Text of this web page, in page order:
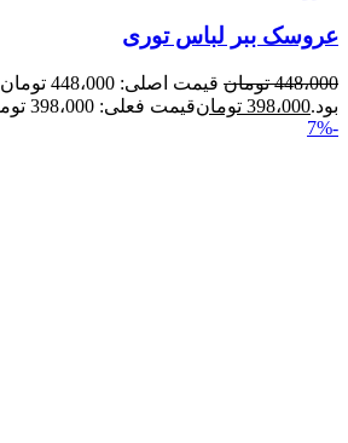
عروسک ببر لباس توری
448،000 تومان
قیمت اصلی: 448،000 تومان
بود.398،000 تومانقیمت فعلی: 398،000 تومان.
-7%